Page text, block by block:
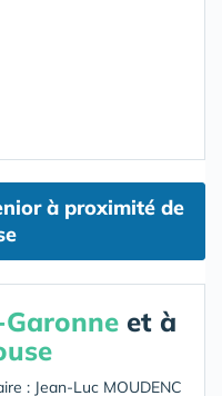
à proximité de
et à
: Jean-Luc MOUDENC